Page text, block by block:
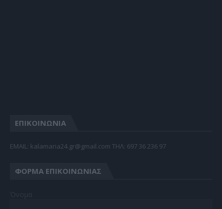
ΕΠΙΚΟΙΝΩΝΙΑ
EMAIL: kalamaria24.gr@gmail.com TΗΛ: 697 36 236 97
ΦΌΡΜΑ ΕΠΙΚΟΙΝΩΝΊΑΣ